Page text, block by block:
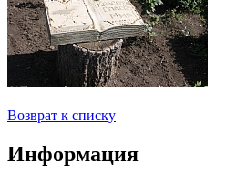
Возврат к списку
Информация